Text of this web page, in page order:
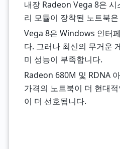
내장 Radeon Vega 8은
리 모듈이 장착된 노트북
Vega 8은 Windows 인터
다. 그러나 최신의 무거운
미 성능이 부족합니다.
Radeon 680M 및 RDNA
가격의 노트북이 더 현대
이 더 선호됩니다.